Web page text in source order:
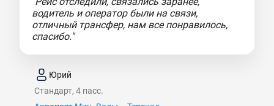
водитель и оператор были на связи,
отличный трансфер, нам все понравилось,
спасибо."
Юрий
Стандарт, 4 пасс.